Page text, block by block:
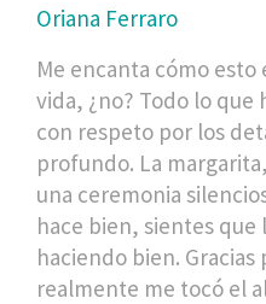
Oriana Ferraro
Me encanta cómo
vida, ¿no? Todo lo que
con respeto por los
profundo. La
una ceremonia
hace bien, sientes que
haciendo bien.
realmente me tocó el